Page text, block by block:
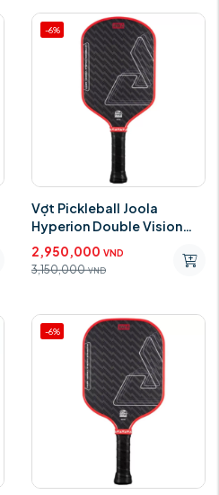
-6%
Vợt Pickleball Joola
Hyperion Double Vision
Red
2,950,000 VND
3,150,000 VND
-6%